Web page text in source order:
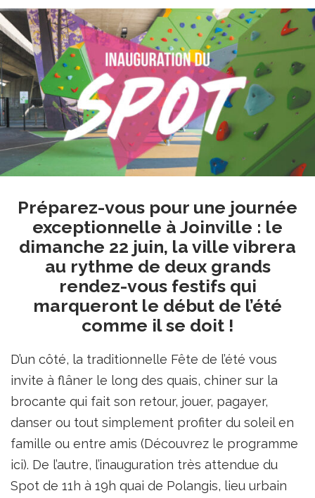
Préparez-vous pour une journée
exceptionnelle à Joinville : le
dimanche 22 juin, la ville vibrera
au rythme de deux grands
rendez-vous festifs qui
marqueront le début de l’été
comme il se doit !
D’un côté, la traditionnelle Fête de l’été vous
invite à flâner le long des quais, chiner sur la
brocante qui fait son retour, jouer, pagayer,
danser ou tout simplement profiter du soleil en
famille ou entre amis (Découvrez le programme
ici). De l’autre, l’inauguration très attendue du
Spot de 11h à 19h quai de Polangis, lieu urbain